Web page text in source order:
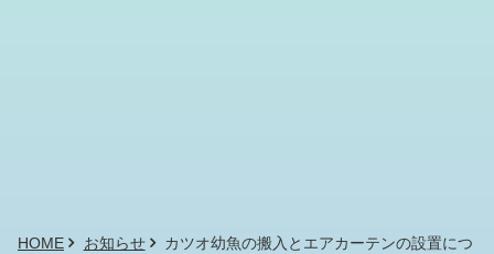
HOME お知らせ
カツオ幼魚の搬入とエアカーテンの設置につ